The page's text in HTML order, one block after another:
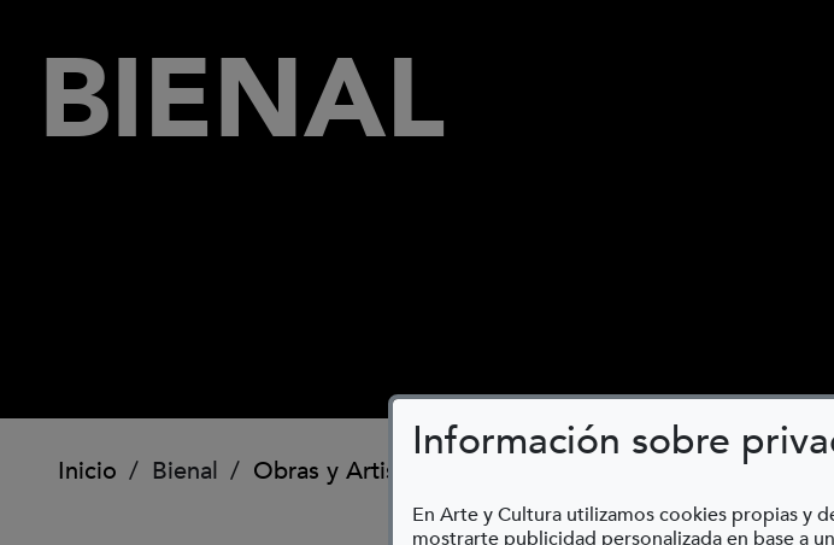
Información sobre
En Arte y Cultura utilizamos cookies propias y
mostrarte publicidad personalizada en base a
BIENAL
Ruta de navegación
Inicio Bienal Obras y Artistas